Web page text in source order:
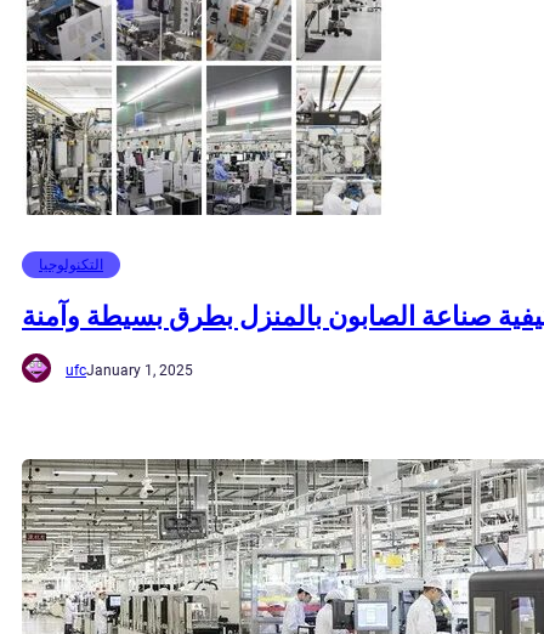
التكنولوجيا
صناعة الصابون بالمنزل بطرق بسيطة وآمنة
ufcJanuary 1, 2025